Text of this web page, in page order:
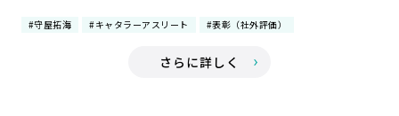
#守屋拓海 #キャタラーアスリート #表彰（社外評価）
さらに詳しく